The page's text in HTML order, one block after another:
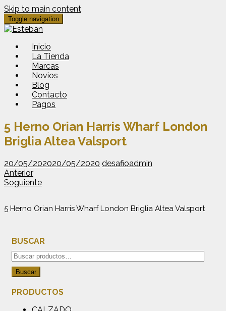
Skip to main content
Toggle navigation
Inicio
La Tienda
Marcas
Novios
Blog
Contacto
Pagos
5 Herno Orian Harris Wharf London
Briglia Altea Valsport
20/05/202020/05/2020 desafioadmin
Anterior
Soguiente
5 Herno Orian Harris Wharf London Briglia Altea Valsport
BUSCAR
Buscar
por:
Buscar
PRODUCTOS